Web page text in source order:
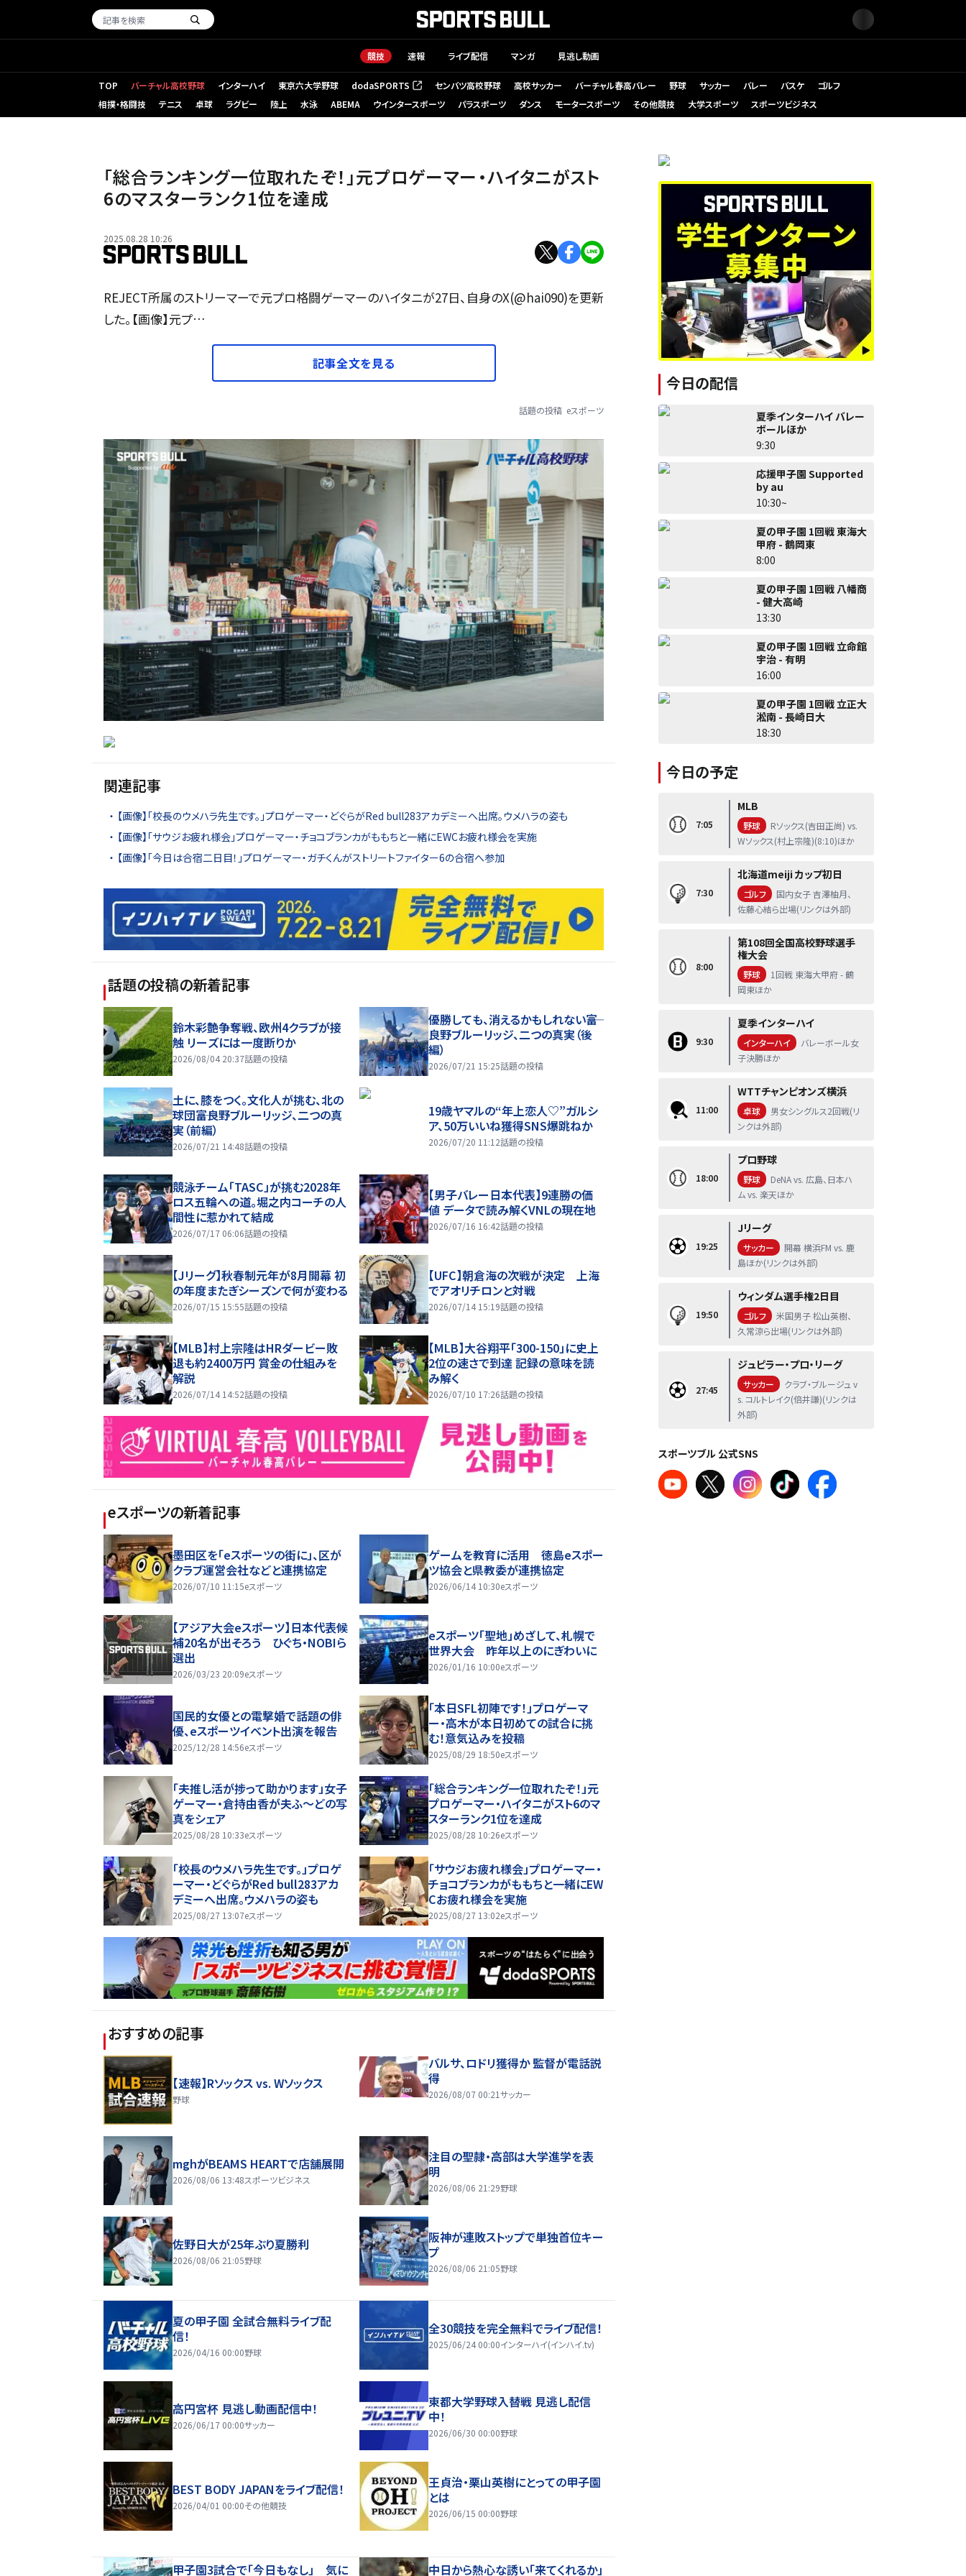
競技 速報 ライブ配信 マンガ 見逃し動画
TOP バーチャル高校野球 インターハイ 東京六大学野球 dodaSPORTS
（新しいタブで開く） センバツ高校野球 高校サッカー バーチャル春高バレー 野球 サッカー バレー バスケ
ゴルフ
相撲・格闘技
テニス 卓球 ラグビー 陸上 水泳 ABEMA ウインタースポーツ パラスポーツ ダンス モータースポーツ その他競技 大学スポーツ スポーツビジネス
「総合ランキング一位取れたぞ！」元プロゲーマー・ハイタニがスト
6のマスターランク1位を達成
2025.08.28 10:26
REJECT所属のストリーマーで元プロ格闘ゲーマーのハイタニが27日、自身のX(@hai090)を更新
した。【画像】元プ…
記事全文を見る
話題の投稿 eスポーツ
関連記事
【画像】「校長のウメハラ先生です。」プロゲーマー・どぐらがRed bull283アカデミーへ出席。ウメハラの姿も
【画像】「サウジお疲れ様会」プロゲーマー・チョコブランカがももちと一緒にEWCお疲れ様会を実施
【画像】「今日は合宿二日目！」プロゲーマー・ガチくんがストリートファイター6の合宿へ参加
話題の投稿の新着記事
鈴木彩艶争奪戦、欧州4クラブが接
触 リーズには一度断りか
2026/08/04 20:37話題の投稿
優勝しても、消えるかもしれない――富
良野ブルーリッジ、二つの真実（後
編）
2026/07/21 15:25話題の投稿
土に、膝をつく。文化人が挑む、北の
球団――富良野ブルーリッジ、二つの真
実（前編）
2026/07/21 14:48話題の投稿
19歳ヤマルの“年上恋人♡”ガルシ
ア、50万いいね獲得SNS爆跳ねか
2026/07/20 11:12話題の投稿
競泳チーム「TASC」が挑む2028年
ロス五輪への道。堀之内コーチの人
間性に惹かれて結成
2026/07/17 06:06話題の投稿
【男子バレー日本代表】9連勝の価
値 データで読み解くVNLの現在地
2026/07/16 16:42話題の投稿
【Jリーグ】秋春制元年が8月開幕 初
の年度またぎシーズンで何が変わる
2026/07/15 15:55話題の投稿
【UFC】朝倉海の次戦が決定 上海
でアオリチロンと対戦
2026/07/14 15:19話題の投稿
【MLB】村上宗隆はHRダービー敗
退も約2400万円 賞金の仕組みを
解説
2026/07/14 14:52話題の投稿
【MLB】大谷翔平「300-150」に史上
2位の速さで到達 記録の意味を読
み解く
2026/07/10 17:26話題の投稿
eスポーツの新着記事
墨田区を「eスポーツの街に」、区が
クラブ運営会社などと連携協定
2026/07/10 11:15eスポーツ
ゲームを教育に活用 徳島eスポー
ツ協会と県教委が連携協定
2026/06/14 10:30eスポーツ
【アジア大会eスポーツ】日本代表候
補20名が出そろう ひぐち・NOBIら
選出
2026/03/23 20:09eスポーツ
eスポーツ「聖地」めざして、札幌で
世界大会 昨年以上のにぎわいに
2026/01/16 10:00eスポーツ
国民的女優との電撃婚で話題の俳
優、eスポーツイベント出演を報告
2025/12/28 14:56eスポーツ
「本日SFL初陣です！」プロゲーマ
ー・高木が本日初めての試合に挑
む！意気込みを投稿
2025/08/29 18:50eスポーツ
「夫推し活が捗って助かります」女子
ゲーマー・倉持由香が夫ふ～どの写
真をシェア
2025/08/28 10:33eスポーツ
「総合ランキング一位取れたぞ！」元
プロゲーマー・ハイタニがスト6のマ
スターランク1位を達成
2025/08/28 10:26eスポーツ
「校長のウメハラ先生です。」プロゲ
ーマー・どぐらがRed bull283アカ
デミーへ出席。ウメハラの姿も
2025/08/27 13:07eスポーツ
「サウジお疲れ様会」プロゲーマー・
チョコブランカがももちと一緒にEW
Cお疲れ様会を実施
2025/08/27 13:02eスポーツ
おすすめの記事
【速報】Rソックス vs. Wソックス
野球
バルサ、ロドリ獲得か 監督が電話説
得
2026/08/07 00:21サッカー
mghがBEAMS HEARTで店舗展開
2026/08/06 13:48スポーツビジネス
注目の聖隷・高部は大学進学を表
明
2026/08/06 21:29野球
佐野日大が25年ぶり夏勝利
2026/08/06 21:05野球
阪神が連敗ストップで単独首位キー
プ
2026/08/06 21:05野球
夏の甲子園 全試合無料ライブ配
信！
2026/04/16 00:00野球
全30競技を完全無料でライブ配信！
2025/06/24 00:00インターハイ(インハイ.tv)
高円宮杯 見逃し動画配信中！
2026/06/17 00:00サッカー
東都大学野球入替戦 見逃し配信
中！
2026/06/30 00:00野球
BEST BODY JAPANをライブ配信！
2026/04/01 00:00その他競技
王貞治・栗山英樹にとっての甲子園
とは
2026/06/15 00:00野球
甲子園3試合で「今日もなし」 気に 中日から熱心な誘い「来てくれるか」
今日の配信
夏季インターハイ バレー
ボールほか
9:30
応援甲子園 Supported
by au
10:30~
夏の甲子園 1回戦 東海大
甲府 - 鶴岡東
8:00
夏の甲子園 1回戦 八幡商
- 健大高崎
13:30
夏の甲子園 1回戦 立命館
宇治 - 有明
16:00
夏の甲子園 1回戦 立正大
淞南 - 長崎日大
18:30
今日の予定
7:05
MLB
野球
Rソックス(吉田正尚) vs.
Wソックス(村上宗隆)(8:10)ほか
7:30
北海道meiji カップ初日
ゴルフ
国内女子 吉澤柚月、
佐藤心結ら出場(リンクは外部)
8:00
第108回全国高校野球選手
権大会
野球
1回戦 東海大甲府 - 鶴
岡東ほか
9:30
夏季インターハイ
インターハイ
バレーボール女
子決勝ほか
11:00
WTTチャンピオンズ横浜
卓球
男女シングルス2回戦(リ
ンクは外部)
18:00
プロ野球
野球
DeNA vs. 広島、日本ハ
ム vs. 楽天ほか
19:25
Jリーグ
サッカー
開幕 横浜FM vs. 鹿
島ほか(リンクは外部)
19:50
ウィンダム選手権2日目
ゴルフ
米国男子 松山英樹、
久常涼ら出場(リンクは外部)
27:45
ジュピラー・プロ・リーグ
サッカー
クラブ・ブルージュ v
s. コルトレイク(倍井謙)(リンクは
外部)
スポーツブル 公式SNS